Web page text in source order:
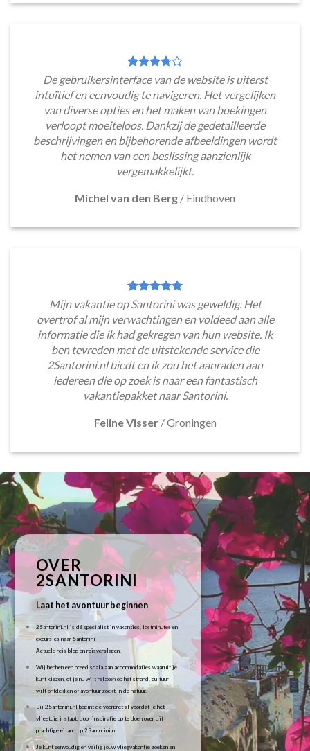
De gebruikersinterface van de website is uiterst
intuïtief en eenvoudig te navigeren. Het vergelijken
van diverse opties en het maken van boekingen
verloopt moeiteloos. Dankzij de gedetailleerde
beschrijvingen en bijbehorende afbeeldingen wordt
het nemen van een beslissing aanzienlijk
vergemakkelijkt.
Michel van den Berg / Eindhoven
Mijn vakantie op Santorini was geweldig. Het
overtrof al mijn verwachtingen en voldeed aan alle
informatie die ik had gekregen van hun website. Ik
ben tevreden met de uitstekende service die
2Santorini.nl biedt en ik zou het aanraden aan
iedereen die op zoek is naar een fantastisch
vakantiepakket naar Santorini.
Feline Visser /Groningen
OVER
2SANTORINI
Laat het avontuur beginnen
2Santorini.nl is dé specialist in vakanties, lastminutes en
excursies naar Santorini
Actuele reis blog en reisverslagen.
Wij hebben een breed scala aan accommodaties waaruit je
kunt kiezen, of je nu wilt relaxen op het strand, cultuur
wilt ontdekken of avontuur zoekt in de natuur.
Bij 2Santorini.nl begint de voorpret al voordat je het
vliegtuig instapt, door inspiratie op te doen over dit
prachtige eiland op 2Santorini.nl
Je kunt eenvoudig en veilig jouw vliegvakantie zoeken en